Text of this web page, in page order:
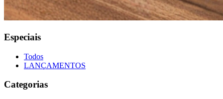
Especiais
Todos
LANÇAMENTOS
Categorias